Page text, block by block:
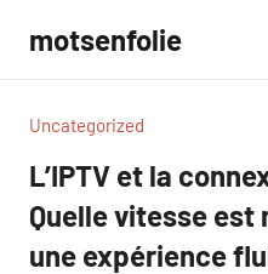
contenu
motsenfolie
Uncategorized
L’IPTV et la
Quelle vitesse est
une expérience